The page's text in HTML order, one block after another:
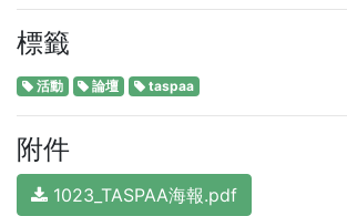
標籤
活動 論壇 taspaa
附件
1023_TASPAA海報.pdf